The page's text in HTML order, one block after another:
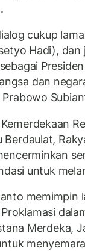
cukup
Hadi), dan
dan
untuk
memimpin
Merdeka,